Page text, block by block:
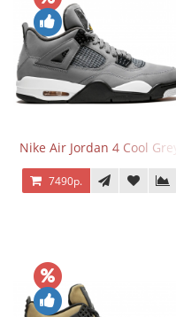
Nike Air Jordan 4 Cool Grey
7490р.